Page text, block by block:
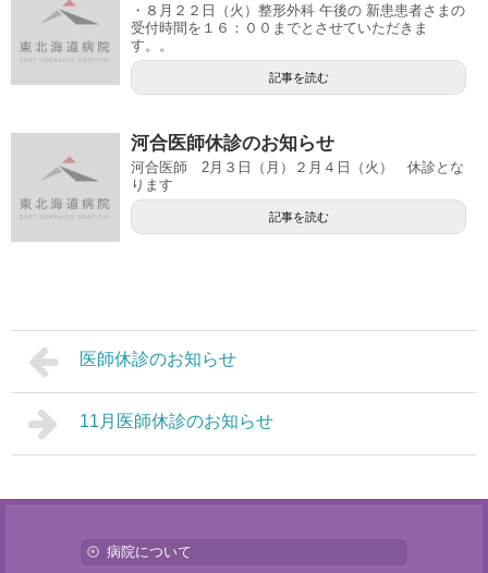
・８月２２日（火）整形外科 午後の 新患患者さまの
受付時間を１６：００までとさせていただきま
す。。
記事を読む
河合医師休診のお知らせ
河合医師 2月３日（月）２月４日（火） 休診とな
ります
記事を読む
医師休診のお知らせ
11月医師休診のお知らせ
病院について